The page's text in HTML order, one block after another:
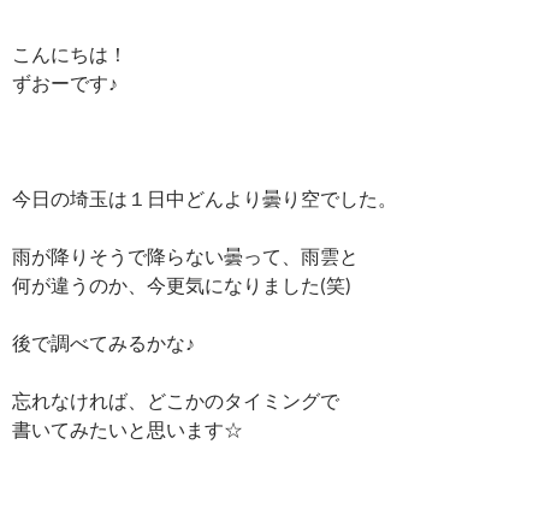
こんにちは！
ずおーです♪
今日の埼玉は１日中どんより曇り空でした。
雨が降りそうで降らない曇って、雨雲と
何が違うのか、今更気になりました(笑)
後で調べてみるかな♪
忘れなければ、どこかのタイミングで
書いてみたいと思います☆